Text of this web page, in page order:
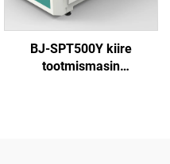
BJ-SPT500Y kiire
tootmismasin